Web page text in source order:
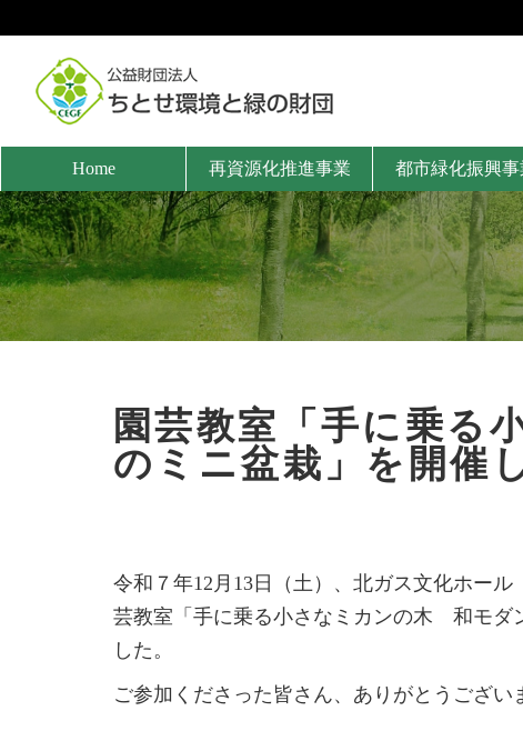
Home 再資源化推進事業 都市緑化振興事
園芸教室「手に乗
のミニ盆栽」を開催
令和７年12月13日（土）、北ガス文化ホー
芸教室「手に乗る小さなミカンの木 和モダ
した。
ご参加くださった皆さん、ありがとうござい